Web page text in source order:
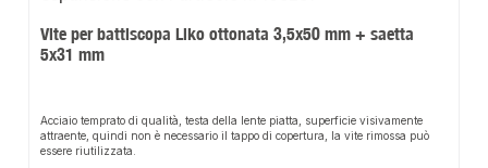
Vite per battiscopa Liko ottonata 3,5x50 mm + saetta
5x31 mm
Acciaio temprato di qualità, testa della lente piatta, superficie visivamente
attraente, quindi non è necessario il tappo di copertura, la vite rimossa può
essere riutilizzata.